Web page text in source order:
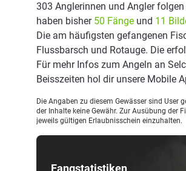
Fangstatistiken
303 Anglerinnen und Angler
haben bisher 50 Fänge und 11
Die am häufigsten gefangenen
Flussbarsch und Rotauge. Die
Für mehr Infos zum Angeln an
Beisszeiten hol dir unsere Mobile
Die Angaben zu diesem Gewässer sind
der Inhalte keine Gewähr. Zur Ausübung der
jeweils gültigen Erlaubnisschein einzuhalten.